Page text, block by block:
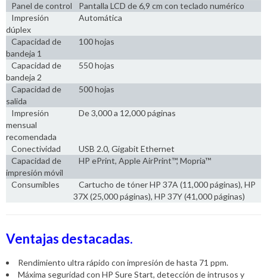
Panel de control
Pantalla LCD de 6,9 cm con teclado numérico
Impresión
dúplex
Automática
Capacidad de
bandeja 1
100 hojas
Capacidad de
bandeja 2
550 hojas
Capacidad de
salida
500 hojas
Impresión
mensual
recomendada
De 3,000 a 12,000 páginas
Conectividad
USB 2.0, Gigabit Ethernet
Capacidad de
impresión móvil
HP ePrint, Apple AirPrint™, Mopria™
Consumibles
Cartucho de tóner HP 37A (11,000 páginas), HP
37X (25,000 páginas), HP 37Y (41,000 páginas)
Ventajas destacadas.
Rendimiento ultra rápido con impresión de hasta 71 ppm.
Máxima seguridad con HP Sure Start, detección de intrusos y